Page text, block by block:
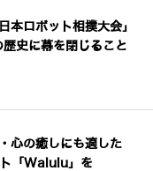
本ロボット相撲大会」
史に幕を閉じること
心の癒しにも適した
「Walulu」を